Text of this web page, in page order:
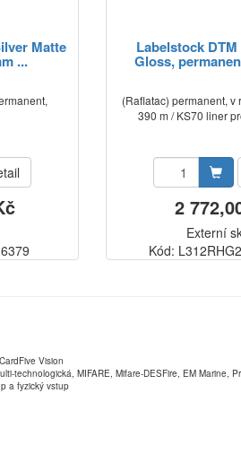
Matte
...
Labelstock
Gloss,
(Raflatac) permanent, v
390 m / KS70 liner
2
Externí
Kód:
Vision
technologická, MIFARE, Mifare-DESFire, EM Marine,
a fyzický vstup